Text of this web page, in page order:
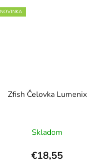
NOVINKA
Zfish Čelovka Lumenix
Skladom
€18,55